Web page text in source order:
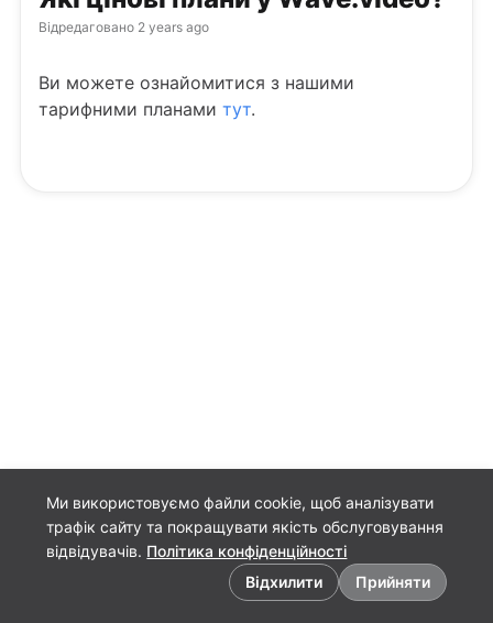
Ми використовуємо файли cookie, щоб аналізувати
трафік сайту та покращувати якість обслуговування
відвідувачів. Політика конфіденційності
Відхилити
Прийняти
Відредаговано 2 years ago
Ви можете ознайомитися з нашими
тарифними планами тут.
Налаштування файлів cookie